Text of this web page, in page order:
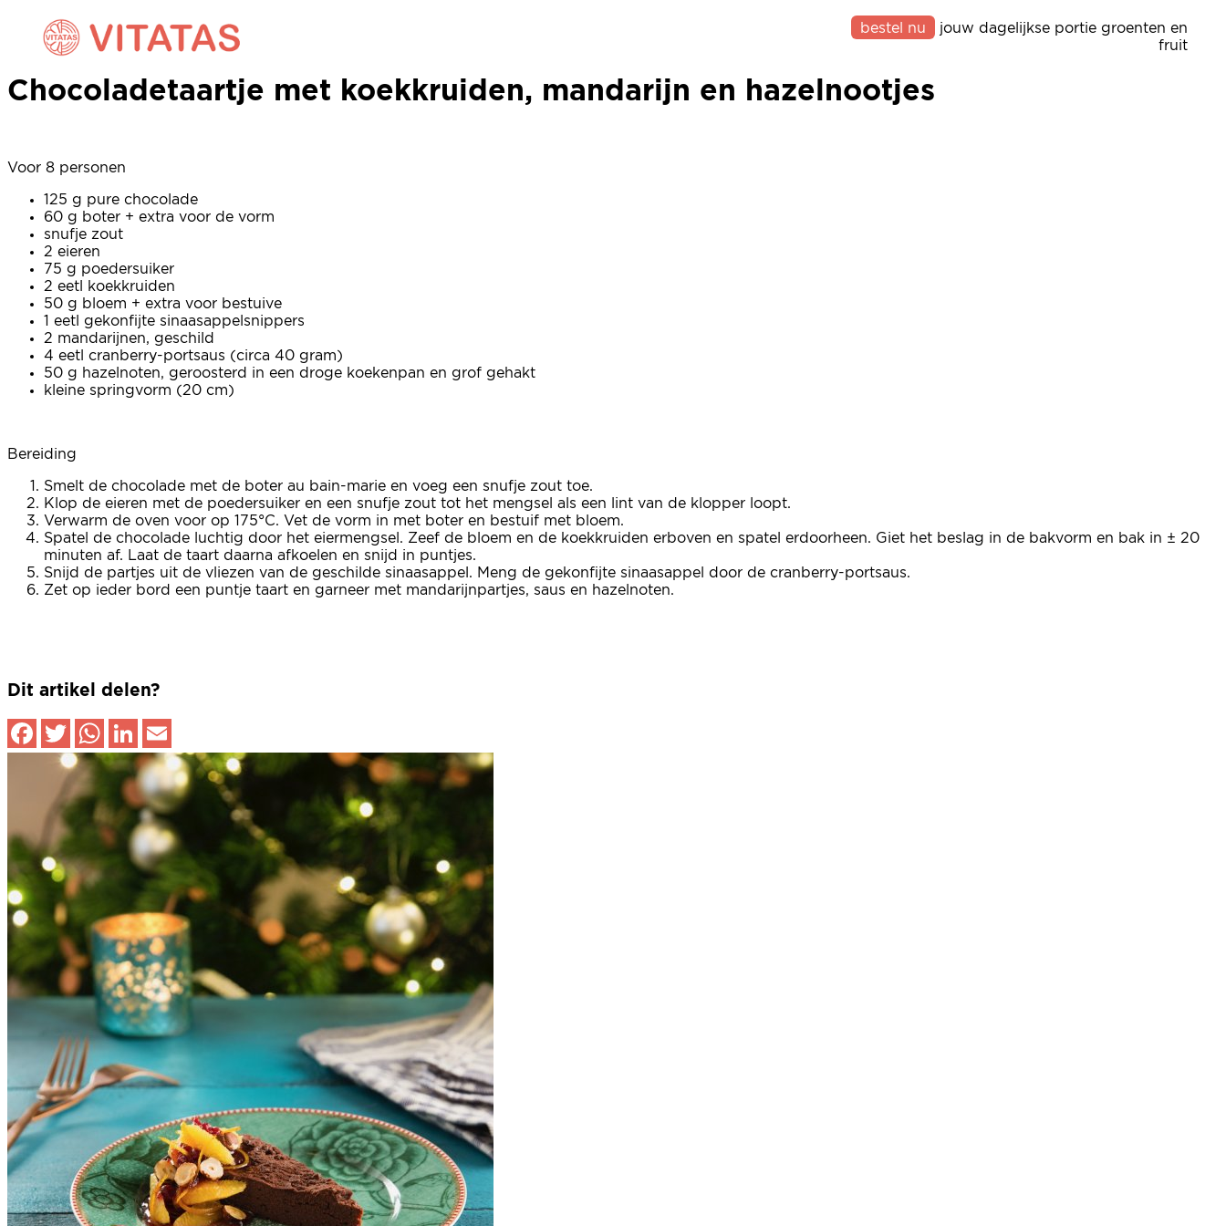
bestel nu
jouw dagelijkse portie groenten en
fruit
Chocoladetaartje met koekkruiden, mandarijn en hazelnootjes
Chocoladetaartje met koekkruiden, mandarijn en hazelnootjes
Voor 8 personen
125 g pure chocolade
60 g boter + extra voor de vorm
snufje zout
2 eieren
75 g poedersuiker
2 eetl koekkruiden
50 g bloem + extra voor bestuive
1 eetl gekonfijte sinaasappelsnippers
2 mandarijnen, geschild
4 eetl cranberry-portsaus (circa 40 gram)
50 g hazelnoten, geroosterd in een droge koekenpan en grof gehakt
kleine springvorm (20 cm)
Bereiding
Smelt de chocolade met de boter au bain-marie en voeg een snufje zout toe.
Klop de eieren met de poedersuiker en een snufje zout tot het mengsel als een lint van de klopper loopt.
Verwarm de oven voor op 175°C. Vet de vorm in met boter en bestuif met bloem.
Spatel de chocolade luchtig door het eiermengsel. Zeef de bloem en de koekkruiden erboven en spatel erdoorheen. Giet het beslag in de bakvorm en bak in ± 20
minuten af. Laat de taart daarna afkoelen en snijd in puntjes.
Snijd de partjes uit de vliezen van de geschilde sinaasappel. Meng de gekonfijte sinaasappel door de cranberry-portsaus.
Zet op ieder bord een puntje taart en garneer met mandarijnpartjes, saus en hazelnoten.
Dit artikel delen?